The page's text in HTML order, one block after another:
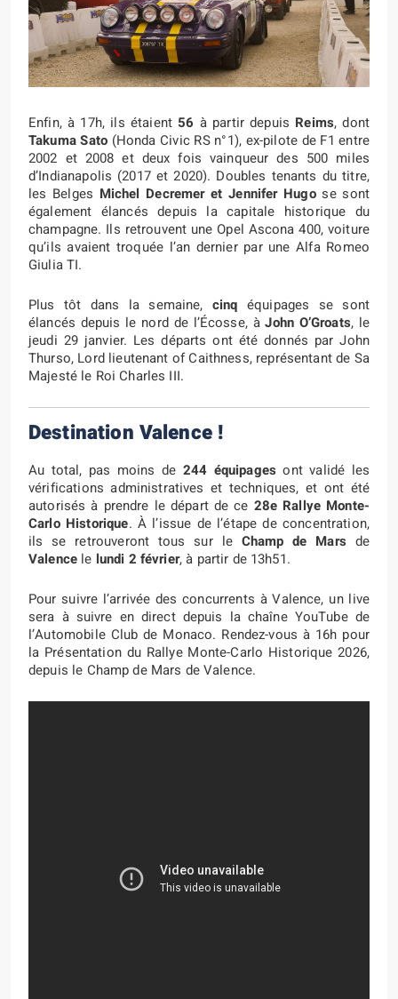
Enfin, à 17h, ils étaient56 à partir depuis Reims, dont
Takuma Sato (Honda Civic RS n°1), ex-pilote de F1 entre
2002 et 2008 et deux fois vainqueur des 500 miles
d’Indianapolis (2017 et 2020). Doubles tenants du titre,
les Belges Michel Decremer et Jennifer Hugose sont
également élancés depuis la capitale historique du
champagne. Ils retrouvent une Opel Ascona 400, voiture
qu’ils avaient troquée l’an dernier par une Alfa Romeo
Giulia TI.
Plus tôt dans la semaine,cinq équipages se sont
élancés depuis le nord de l’Écosse, àJohn O’Groats, le
jeudi 29 janvier. Les départs ont été donnés par John
Thurso, Lord lieutenant of Caithness, représentant de Sa
Majesté le Roi Charles III.
Destination Valence !
Au total, pas moins de 244 équipagesont validé les
vérifications administratives et techniques, et ont été
autorisés à prendre le départ de ce 28e Rallye Monte-
Carlo Historique. À l’issue de l’étape de concentration,
ils se retrouveront tous sur le Champ de Marsde
Valence le lundi 2 février, à partir de 13h51.
Pour suivre l’arrivée des concurrents à Valence, un live
sera à suivre en direct depuis la chaîne YouTube de
l’Automobile Club de Monaco. Rendez-vous à 16h pour
la Présentation du Rallye Monte-Carlo Historique 2026,
depuis le Champ de Mars de Valence.